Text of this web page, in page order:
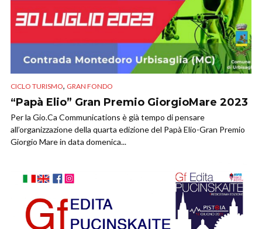
CICLO TURISMO, GRAN FONDO
“Papà Elio” Gran Premio GiorgioMare 2023
Per la Gio.Ca Communications è già tempo di pensare
all’organizzazione della quarta edizione del Papà Elio-Gran Premio
Giorgio Mare in data domenica...